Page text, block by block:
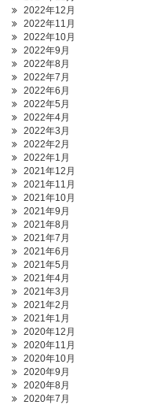
2022年12月
2022年11月
2022年10月
2022年9月
2022年8月
2022年7月
2022年6月
2022年5月
2022年4月
2022年3月
2022年2月
2022年1月
2021年12月
2021年11月
2021年10月
2021年9月
2021年8月
2021年7月
2021年6月
2021年5月
2021年4月
2021年3月
2021年2月
2021年1月
2020年12月
2020年11月
2020年10月
2020年9月
2020年8月
2020年7月